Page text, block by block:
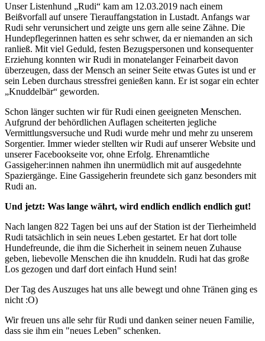
Unser Listenhund „Rudi“ kam am 12.03.2019 nach einem
Beißvorfall auf unsere Tierauffangstation in Lustadt. Anfangs war
Rudi sehr verunsichert und zeigte uns gern alle seine Zähne. Die
Hundepflegerinnen hatten es sehr schwer, da er niemanden an sich
ranließ. Mit viel Geduld, festen Bezugspersonen und konsequenter
Erziehung konnten wir Rudi in monatelanger Feinarbeit davon
überzeugen, dass der Mensch an seiner Seite etwas Gutes ist und er
sein Leben durchaus stressfrei genießen kann. Er ist sogar ein echter
„Knuddelbär“ geworden.
Schon länger suchten wir für Rudi einen geeigneten Menschen.
Aufgrund der behördlichen Auflagen scheiterten jegliche
Vermittlungsversuche und Rudi wurde mehr und mehr zu unserem
Sorgentier. Immer wieder stellten wir Rudi auf unserer Website und
unserer Facebookseite vor, ohne Erfolg. Ehrenamtliche
Gassigeher:innen nahmen ihn unermüdlich mit auf ausgedehnte
Spaziergänge. Eine Gassigeherin freundete sich ganz besonders mit
Rudi an.
Und jetzt: Was lange währt, wird endlich endlich endlich gut!
Nach langen 822 Tagen bei uns auf der Station ist der Tierheimheld
Rudi tatsächlich in sein neues Leben gestartet. Er hat dort tolle
Hundefreunde, die ihm die Sicherheit in seinem neuen Zuhause
geben, liebevolle Menschen die ihn knuddeln. Rudi hat das große
Los gezogen und darf dort einfach Hund sein!
Der Tag des Auszuges hat uns alle bewegt und ohne Tränen ging es
nicht :O)
Wir freuen uns alle sehr für Rudi und danken seiner neuen Familie,
dass sie ihm ein "neues Leben" schenken.